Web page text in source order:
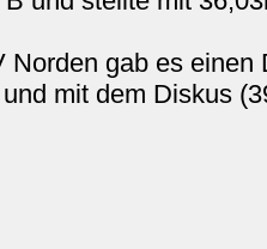
Norden gab es einen
mit dem Diskus